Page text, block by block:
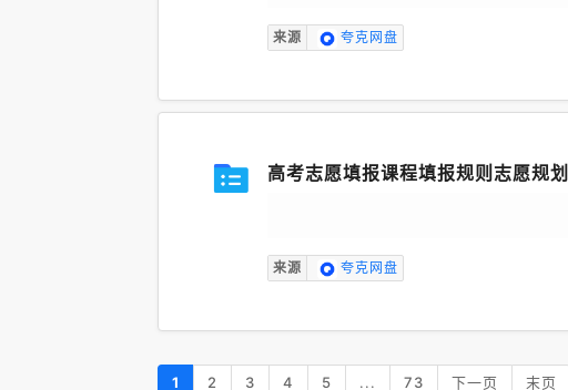
来源 夸克网盘
高考志愿填报课程填报规则志愿规
来源 夸克网盘
1 2 3 4 5 ... 73 下一页 末页